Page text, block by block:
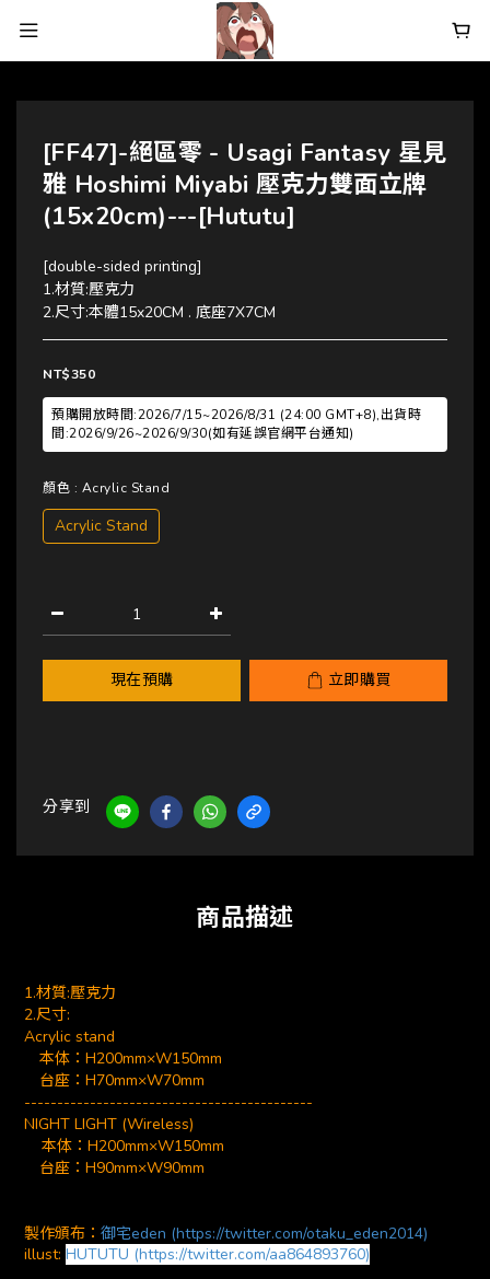
[FF47]-絕區零 - Usagi Fantasy 星見
雅 Hoshimi Miyabi 壓克力雙面立牌
(15x20cm)---[Hututu]
[double-sided printing]
1.材質:壓克力
2.尺寸:本體15x20CM . 底座7X7CM
NT$350
預購開放時間:2026/7/15~2026/8/31 (24:00 GMT+8),出貨時
間:2026/9/26~2026/9/30(如有延誤官網平台通知)
顏色 : Acrylic Stand
Acrylic Stand
現在預購 立即購買
分享到
商品描述
1.材質:壓克力
2.尺寸:
Acrylic stand
本体：H200mm×W150mm
台座：H70mm×W70mm
--------------------------------------------
NIGHT LIGHT (Wireless)
本体：H200mm×W150mm
台座：H90mm×W90mm
製作頒布： 御宅eden (https://twitter.com/otaku_eden2014)
illust: HUTUTU (https://twitter.com/aa864893760)